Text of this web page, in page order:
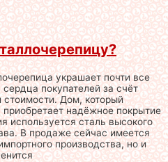
украшает почти все
покупателей за счёт
стоимости. Дом, который
надёжное покрытие
используется сталь высокого
В продаже сейчас имеется
производства, но и